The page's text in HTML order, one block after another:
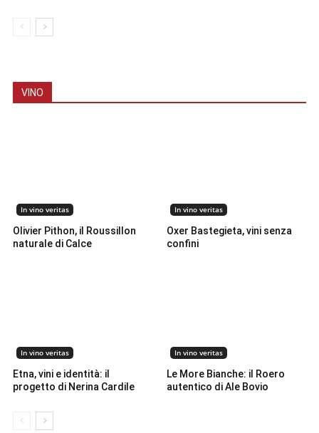
VINO
In vino veritas
Olivier Pithon, il Roussillon
naturale di Calce
In vino veritas
Oxer Bastegieta, vini senza
confini
In vino veritas
Etna, vini e identità: il
progetto di Nerina Cardile
In vino veritas
Le More Bianche: il Roero
autentico di Ale Bovio